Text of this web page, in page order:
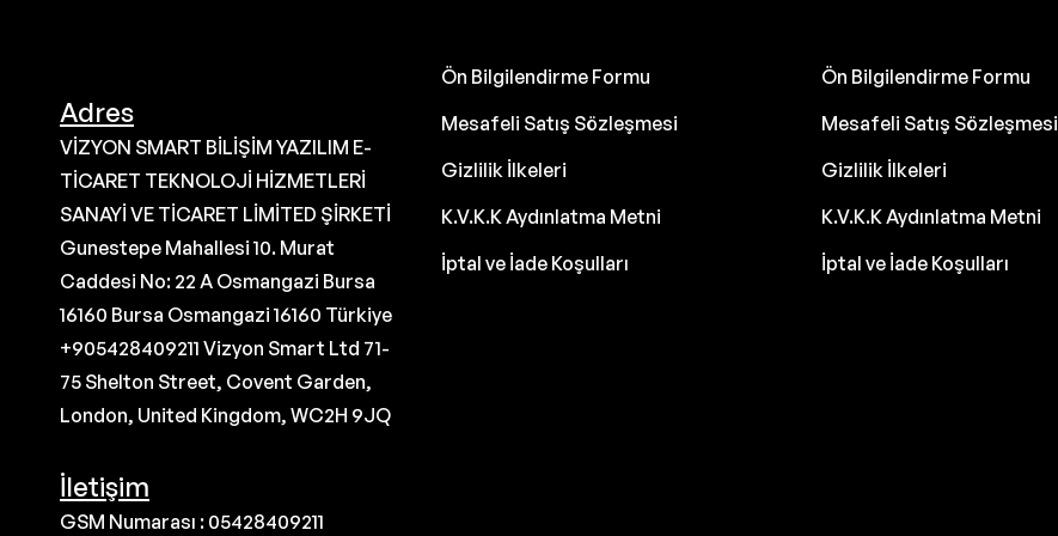
Adres
VİZYON SMART BİLİŞİM YAZILIM E-
TİCARET TEKNOLOJİ HİZMETLERİ
SANAYİ VE TİCARET LİMİTED ŞİRKETİ
Gunestepe Mahallesi 10. Murat
Caddesi No: 22 A Osmangazi Bursa
16160 Bursa Osmangazi 16160 Türkiye
+905428409211 Vizyon Smart Ltd 71-
75 Shelton Street, Covent Garden,
London, United Kingdom, WC2H 9JQ
İletişim
GSM Numarası : 05428409211
Ön Bilgilendirme Formu
Mesafeli Satış Sözleşmesi
Gizlilik İlkeleri
K.V.K.K Aydınlatma Metni
İptal ve İade Koşulları
Ön Bilgilendirme Formu
Mesafeli Satış Sözleşmesi
Gizlilik İlkeleri
K.V.K.K Aydınlatma Metni
İptal ve İade Koşulları